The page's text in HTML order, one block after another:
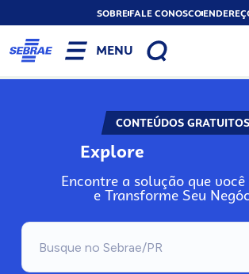
SOBREFALE CONOSCO
MENU
CONTEÚDOS GRATUITOS
Explore
Encontre a solução que você
e Transforme Seu